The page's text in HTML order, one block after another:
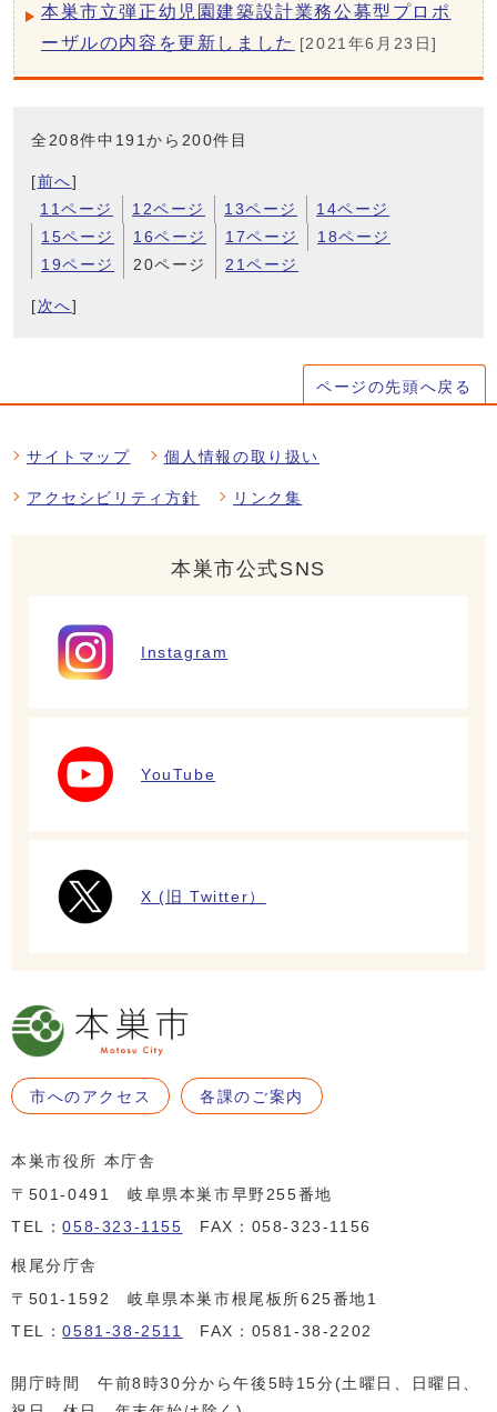
本巣市立弾正幼児園建築設計業務公募型プロポ
ーザルの内容を更新しました [2021年6月23日]
全208件中191から200件目
[前へ]
11ページ
12ページ 13ページ
14ページ
15ページ
16ページ 17ページ
18ページ
19ページ
20ページ 21ページ
[次へ]
ページの先頭へ戻る
サイトマップ 個人情報の取り扱い
アクセシビリティ方針 リンク集
本巣市公式SNS
Instagram
YouTube
X (旧 Twitter）
市へのアクセス 各課のご案内
本巣市役所 本庁舎
〒501-0491 岐阜県本巣市早野255番地
TEL：058-323-1155 FAX：058-323-1156
根尾分庁舎
〒501-1592 岐阜県本巣市根尾板所625番地1
TEL：0581-38-2511 FAX：0581-38-2202
開庁時間 午前8時30分から午後5時15分(土曜日、日曜日、